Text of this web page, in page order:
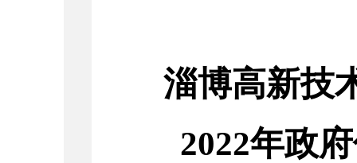
淄博高新技
2022年政